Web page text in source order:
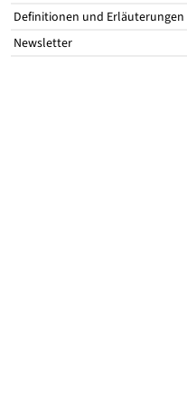
Definitionen und Erläuterungen
Newsletter